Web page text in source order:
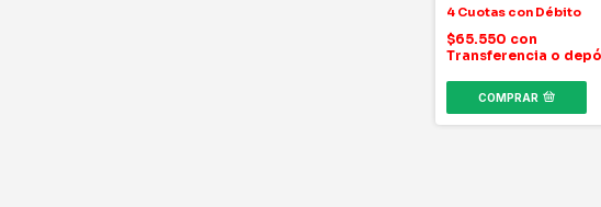
$65.550 con
Transferencia o
COMPRAR